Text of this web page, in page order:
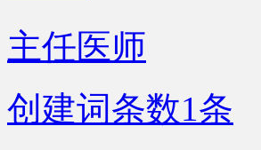
主任医师
创建词条数1条